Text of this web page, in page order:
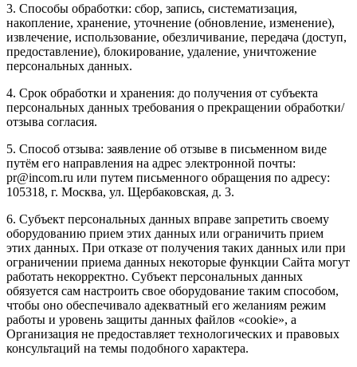
3. Способы обработки: сбор, запись, систематизация,
накопление, хранение, уточнение (обновление, изменение),
извлечение, использование, обезличивание, передача (доступ,
предоставление), блокирование, удаление, уничтожение
персональных данных.
4. Срок обработки и хранения: до получения от субъекта
персональных данных требования о прекращении обработки/
отзыва согласия.
5. Способ отзыва: заявление об отзыве в письменном виде
путём его направления на адрес электронной почты:
pr@incom.ru или путем письменного обращения по адресу:
105318, г. Москва, ул. Щербаковская, д. 3.
6. Субъект персональных данных вправе запретить своему
оборудованию прием этих данных или ограничить прием
этих данных. При отказе от получения таких данных или при
ограничении приема данных некоторые функции Сайта могут
работать некорректно. Субъект персональных данных
обязуется сам настроить свое оборудование таким способом,
чтобы оно обеспечивало адекватный его желаниям режим
работы и уровень защиты данных файлов «cookie», а
Организация не предоставляет технологических и правовых
консультаций на темы подобного характера.